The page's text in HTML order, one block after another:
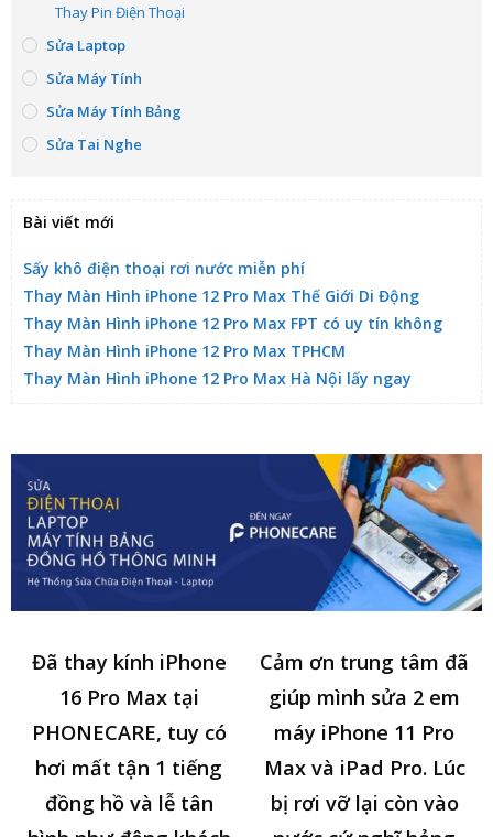
Thay Pin Điện Thoại
Sửa Laptop
Sửa Máy Tính
Sửa Máy Tính Bảng
Sửa Tai Nghe
Bài viết mới
Sấy khô điện thoại rơi nước miễn phí
Thay Màn Hình iPhone 12 Pro Max Thế Giới Di Động
Thay Màn Hình iPhone 12 Pro Max FPT có uy tín không
Thay Màn Hình iPhone 12 Pro Max TPHCM
Thay Màn Hình iPhone 12 Pro Max Hà Nội lấy ngay
Đã thay kính iPhone
16 Pro Max tại
PHONECARE, tuy có
hơi mất tận 1 tiếng
đồng hồ và lễ tân
Cảm ơn trung tâm đã
giúp mình sửa 2 em
máy iPhone 11 Pro
Max và iPad Pro. Lúc
bị rơi vỡ lại còn vào